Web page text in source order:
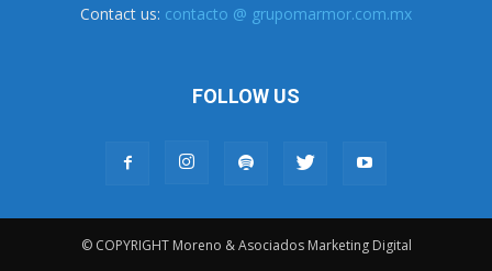
Contact us: contacto @ grupomarmor.com.mx
FOLLOW US
© COPYRIGHT Moreno & Asociados Marketing Digital